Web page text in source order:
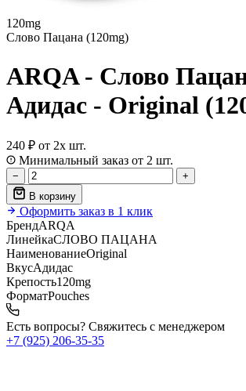
120mg
Слово Пацана (120mg)
ARQA - Слово
Адидас - Original
240 ₽ от 2х шт.
Минимальный заказ от 2 шт.
−
+
В корзину
Оформить заказ в 1 клик
БрендARQA
ЛинейкаСЛОВО ПАЦАНА
НаименованиеOriginal
ВкусАдидас
Крепость120mg
ФорматPouches
Есть вопросы? Свяжитесь с менеджером
+7 (925) 206‑35‑35